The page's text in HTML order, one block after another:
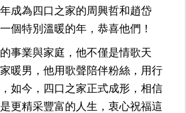
成為四口之家的周興哲和趙岱
個特別溫暖的年，恭喜他們！
事業與家庭，他不僅是情歌天
暖男，他用歌聲陪伴粉絲，用行
如今，四口之家正式成形，相信
更精采豐富的人生，衷心祝福這